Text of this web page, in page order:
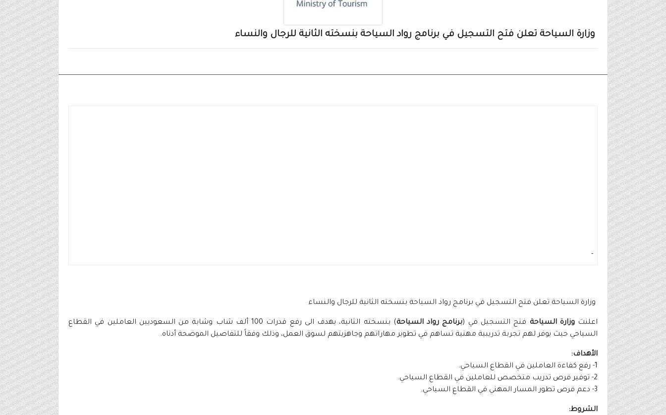
وزارة السياحة تعلن فتح التسجيل في برنامج رواد السياحة بنسخته الثانية للرجال والنساء
-
وزارة السياحة تعلن فتح التسجيل في برنامج رواد السياحة بنسخته الثانية للرجال والنساء
اعلنتوزارة السياحة فتح التسجيل في (برنامج رواد السياحة
) بنسخته الثانية، يهدف الى رفع قدرات 100 ألف شاب وشابة من السعوديين العاملين في القطاع
السياحي حيث يوفر لهم تجربة تدريبية مهنية تساهم في تطوير مهاراتهم وجاهزيتهم لسوق العمل، وذلك وفقاً للتفاصيل الموضحة أدناه.
الأهداف:
1- رفع كفاءة العاملين في القطاع السياحي.
2- توفير فرص تدريب متخصص للعاملين في القطاع السياحي.
3- دعم فرص تطور المسار المهني في القطاع السياحي.
الشروط: